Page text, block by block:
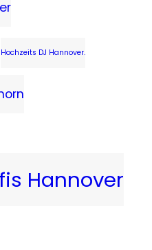
Hochzeits DJ Hannover.
Hannover